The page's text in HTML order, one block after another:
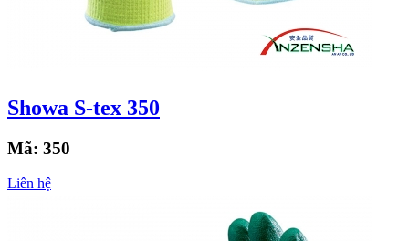
Showa S-tex 350
Mã: 350
Liên hệ